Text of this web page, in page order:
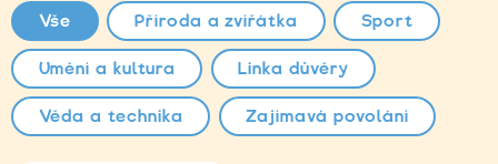
Vše Příroda a zvířátka Sport
Umění a kultura Linka důvěry
Věda a technika Zajímavá povolání